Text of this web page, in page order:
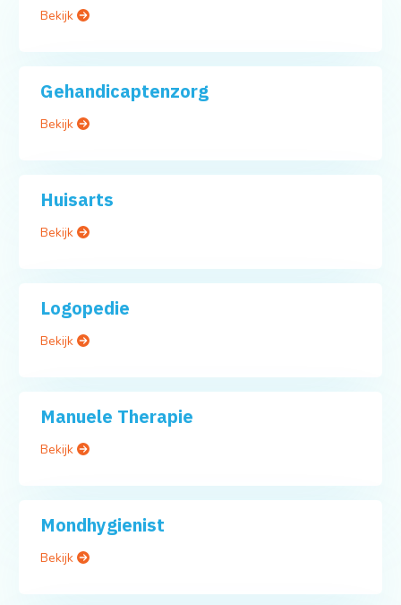
Bekijk
Gehandicaptenzorg
Bekijk
Huisarts
Bekijk
Logopedie
Bekijk
Manuele Therapie
Bekijk
Mondhygienist
Bekijk